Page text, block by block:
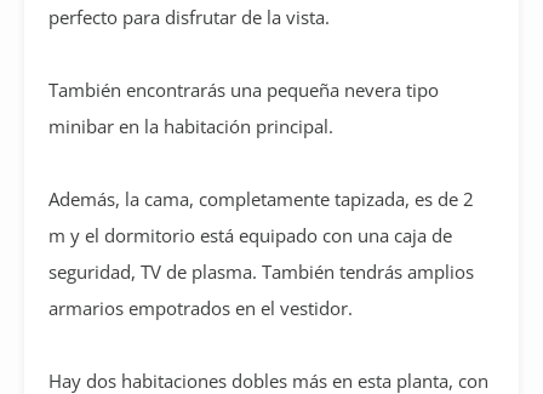
perfecto para disfrutar de la vista.
También encontrarás una pequeña nevera tipo
minibar en la habitación principal.
Además, la cama, completamente tapizada, es de 2
m y el dormitorio está equipado con una caja de
seguridad, TV de plasma. También tendrás amplios
armarios empotrados en el vestidor.
Hay dos habitaciones dobles más en esta planta, con